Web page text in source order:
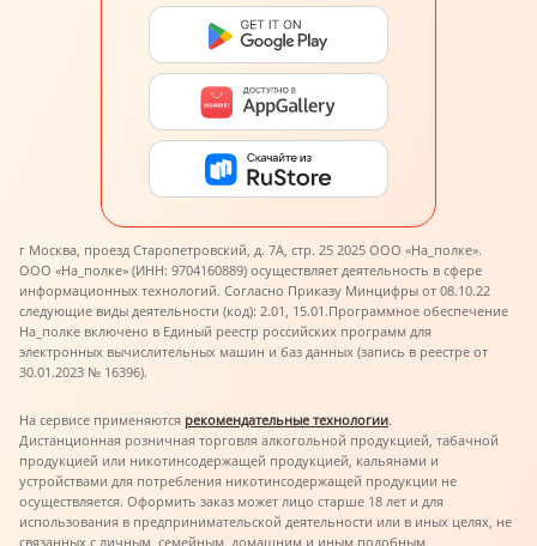
г Москва, проезд Старопетровский, д. 7А, стр. 25 2025 ООО «На_полке».
ООО «На_полке» (ИНН: 9704160889) осуществляет деятельность в сфере
информационных технологий. Согласно Приказу Минцифры от 08.10.22
следующие виды деятельности (код): 2.01, 15.01.Программное обеспечение
На_полке включено в Единый реестр российских программ для
электронных вычислительных машин и баз данных (запись в реестре от
30.01.2023 № 16396).
На сервисе применяются рекомендательные технологии.
Дистанционная розничная торговля алкогольной продукцией, табачной
продукцией или никотинсодержащей продукцией, кальянами и
устройствами для потребления никотинсодержащей продукции не
осуществляется. Оформить заказ может лицо старше 18 лет и для
использования в предпринимательской деятельности или в иных целях, не
связанных с личным, семейным, домашним и иным подобным